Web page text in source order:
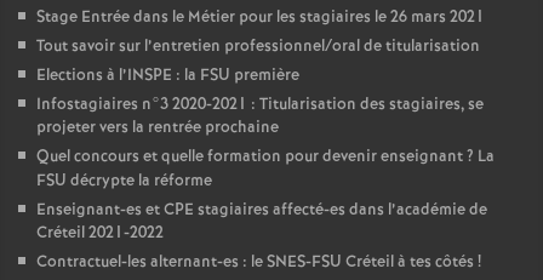
Stage Entrée dans le Métier pour les stagiaires le 26 mars 2021
Tout savoir sur l’entretien professionnel/oral de titularisation
Elections à l’INSPE : la FSU première
Infostagiaires n°3 2020-2021 : Titularisation des stagiaires, se
projeter vers la rentrée prochaine
Quel concours et quelle formation pour devenir enseignant? La
FSU décrypte la réforme
Enseignant-es etCPE stagiaires affecté-es dans l’académie de
Créteil 2021-2022
Contractuel-les alternant-es : leSNES-FSU Créteil à tes côtés !